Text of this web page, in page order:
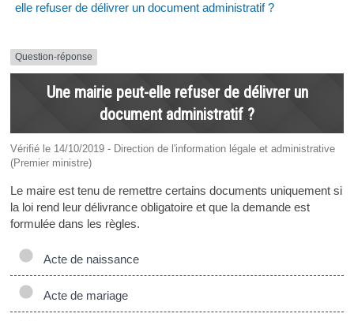
elle refuser de délivrer un document administratif ?
Question-réponse
Une mairie peut-elle refuser de délivrer un
document administratif ?
Vérifié le 14/10/2019 - Direction de l'information légale et administrative
(Premier ministre)
Le maire est tenu de remettre certains documents uniquement si
la loi rend leur délivrance obligatoire et que la demande est
formulée dans les règles.
Acte de naissance
Acte de mariage